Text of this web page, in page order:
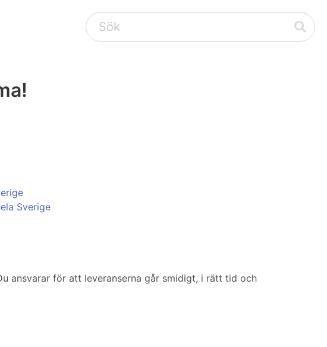
Sverige
ansvarar för att leveranserna går smidigt, i rätt tid och